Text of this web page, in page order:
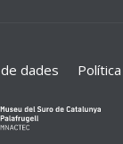
dades